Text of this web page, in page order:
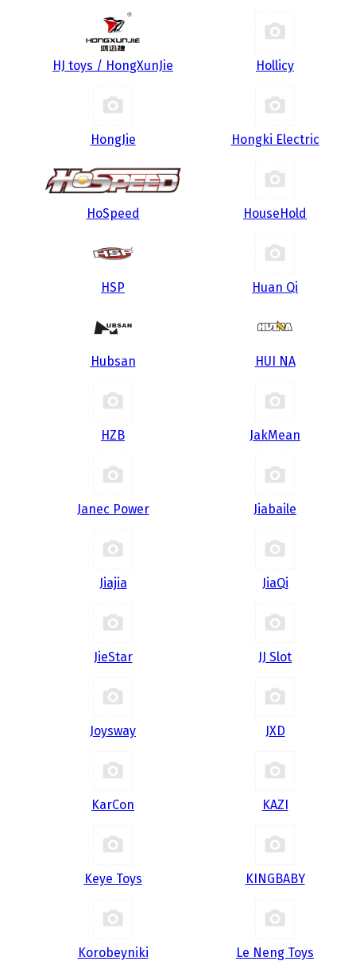
HJ toys / HongXunJie Hollicy
HongJie Hongki Electric
HoSpeed HouseHold
HSP Huan Qi
Hubsan HUI NA
HZB JakMean
Janec Power Jiabaile
Jiajia JiaQi
JieStar JJ Slot
Joysway JXD
KarCon KAZI
Keye Toys KINGBABY
Korobeyniki Le Neng Toys